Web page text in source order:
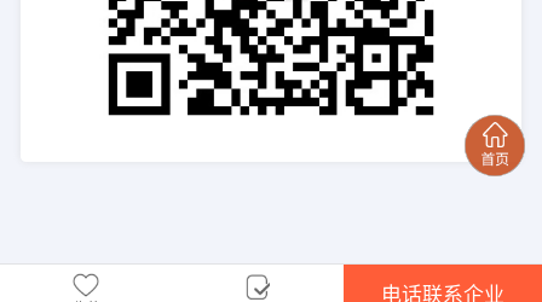
电话联系企业